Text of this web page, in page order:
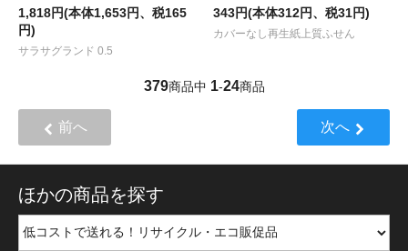
1,818円(本体1,653円、税165
円)
サラサグランド 0.5
343円(本体312円、税31円)
カバーなし再生紙上質ふせん
379商品中 1-24商品
前へ 次へ
ほかの商品を探す